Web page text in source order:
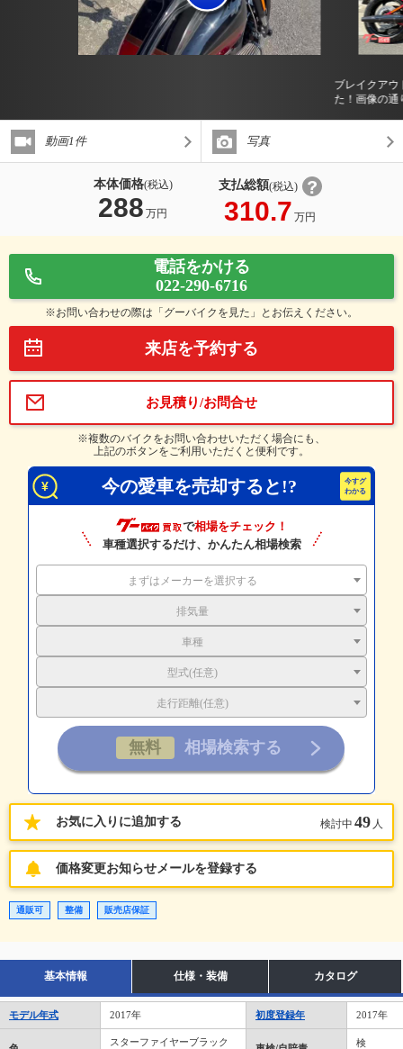
ブレイクアウ
た！画像の通
動画1件 写真
本体価格(税込)
288 万円
支払総額(税込)
310.7 万円
電話をかける
022-290-6716
※お問い合わせの際は「グーバイクを見た」とお伝えください。
来店を予約する
お見積り/お問合せ
※複数のバイクをお問い合わせいただく場合にも、
上記のボタンをご利用いただくと便利です。
今の愛車を売却すると!?
で相場をチェック！
車種選択するだけ、かんたん相場検索
まずはメーカーを選択する
排気量
車種
型式(任意)
走行距離(任意)
お気に入りに追加する 検討中 49 人
価格変更お知らせメールを登録する
通販可 整備 販売店保証
基本情報 仕様・装備 カタログ
モデル年式 2017年 初度登録年 2017年
スターファイヤーブラック 検